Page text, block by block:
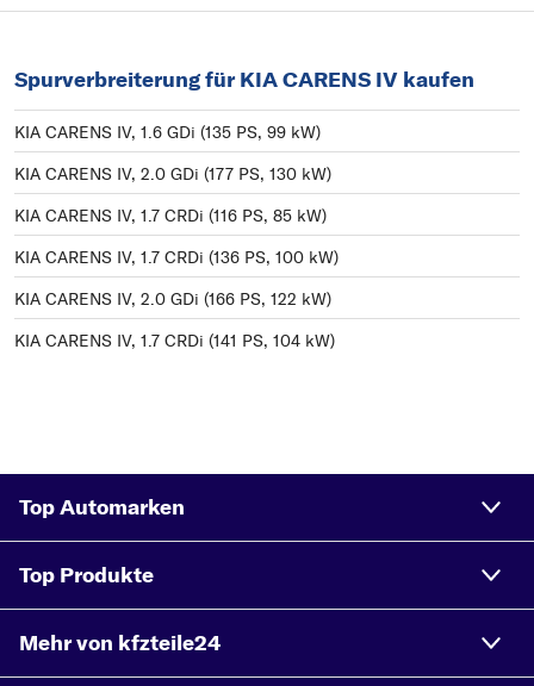
Spurverbreiterung für KIA CARENS IV kaufen
KIA CARENS IV, 1.6 GDi (135 PS, 99 kW)
KIA CARENS IV, 2.0 GDi (177 PS, 130 kW)
KIA CARENS IV, 1.7 CRDi (116 PS, 85 kW)
KIA CARENS IV, 1.7 CRDi (136 PS, 100 kW)
KIA CARENS IV, 2.0 GDi (166 PS, 122 kW)
KIA CARENS IV, 1.7 CRDi (141 PS, 104 kW)
Top Automarken
Top Produkte
Mehr von kfzteile24